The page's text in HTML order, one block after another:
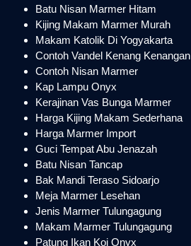
Batu Nisan Marmer Hitam
Kijing Makam Marmer Murah
Makam Katolik Di Yogyakarta
Contoh Vandel Kenang Kenangan
Contoh Nisan Marmer
Kap Lampu Onyx
Kerajinan Vas Bunga Marmer
Harga Kijing Makam Sederhana
Harga Marmer Import
Guci Tempat Abu Jenazah
Batu Nisan Tancap
Bak Mandi Teraso Sidoarjo
Meja Marmer Lesehan
Jenis Marmer Tulungagung
Makam Marmer Tulungagung
Patung Ikan Koi Onyx